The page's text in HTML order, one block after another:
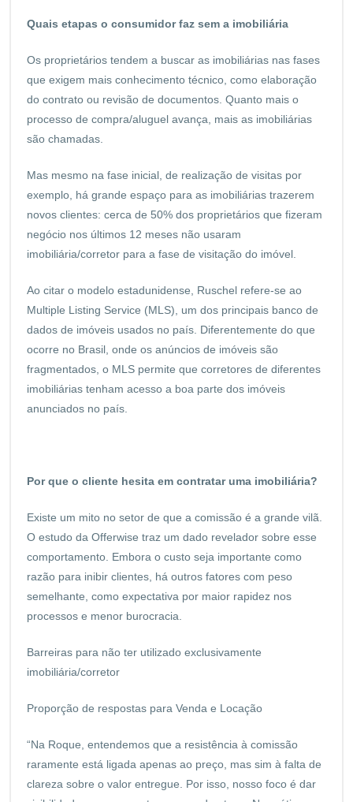
Quais etapas o consumidor faz sem a imobiliária
Os proprietários tendem a buscar as imobiliárias nas fases
que exigem mais conhecimento técnico, como elaboração
do contrato ou revisão de documentos. Quanto mais o
processo de compra/aluguel avança, mais as imobiliárias
são chamadas.
Mas mesmo na fase inicial, de realização de visitas por
exemplo, há grande espaço para as imobiliárias trazerem
novos clientes: cerca de 50% dos proprietários que fizeram
negócio nos últimos 12 meses não usaram
imobiliária/corretor para a fase de visitação do imóvel.
Ao citar o modelo estadunidense, Ruschel refere-se ao
Multiple Listing Service (MLS), um dos principais banco de
dados de imóveis usados no país. Diferentemente do que
ocorre no Brasil, onde os anúncios de imóveis são
fragmentados, o MLS permite que corretores de diferentes
imobiliárias tenham acesso a boa parte dos imóveis
anunciados no país.
Por que o cliente hesita em contratar uma imobiliária?
Existe um mito no setor de que a comissão é a grande vilã.
O estudo da Offerwise traz um dado revelador sobre esse
comportamento. Embora o custo seja importante como
razão para inibir clientes, há outros fatores com peso
semelhante, como expectativa por maior rapidez nos
processos e menor burocracia.
Barreiras para não ter utilizado exclusivamente
imobiliária/corretor
Proporção de respostas para Venda e Locação
“Na Roque, entendemos que a resistência à comissão
raramente está ligada apenas ao preço, mas sim à falta de
clareza sobre o valor entregue. Por isso, nosso foco é dar